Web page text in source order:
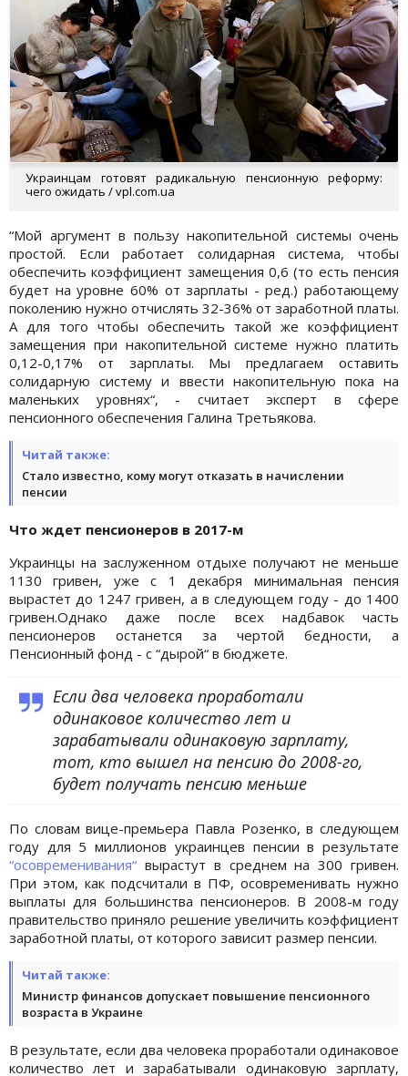
Украинцам готовят радикальную пенсионную реформу:
чего ожидать / vpl.com.ua
“Мой аргумент в пользу накопительной системы очень
простой. Если работает солидарная система, чтобы
обеспечить коэффициент замещения 0,6 (то есть пенсия
будет на уровне 60% от зарплаты - ред.) работающему
поколению нужно отчислять 32-36% от заработной платы.
А для того чтобы обеспечить такой же коэффициент
замещения при накопительной системе нужно платить
0,12-0,17% от зарплаты. Мы предлагаем оставить
солидарную систему и ввести накопительную пока на
маленьких уровнях“, - считает эксперт в сфере
пенсионного обеспечения Галина Третьякова.
Читай также:
Стало известно, кому могут отказать в начислении
пенсии
Что ждет пенсионеров в 2017-м
Украинцы на заслуженном отдыхе получают не меньше
1130 гривен, уже с 1 декабря минимальная пенсия
вырастет до 1247 гривен, а в следующем году - до 1400
гривен.Однако даже после всех надбавок часть
пенсионеров останется за чертой бедности, а
Пенсионный фонд - с “дырой“ в бюджете.
Если два человека проработали
одинаковое количество лет и
зарабатывали одинаковую зарплату,
тот, кто вышел на пенсию до 2008-го,
будет получать пенсию меньше
По словам вице-премьера Павла Розенко, в следующем
году для 5 миллионов украинцев пенсии в результате
“осовременивания“ вырастут в среднем на 300 гривен.
При этом, как подсчитали в ПФ, осовременивать нужно
выплаты для большинства пенсионеров. В 2008-м году
правительство приняло решение увеличить коэффициент
заработной платы, от которого зависит размер пенсии.
Читай также:
Министр финансов допускает повышение пенсионного
возраста в Украине
В результате, если два человека проработали одинаковое
количество лет и зарабатывали одинаковую зарплату,